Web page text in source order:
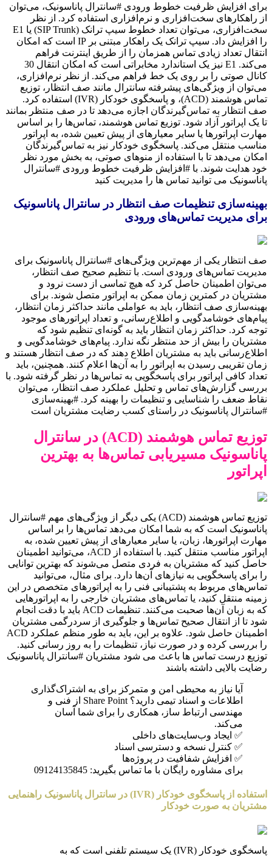
برای افزایش ظرفیت خطوط ورودی #سانترال پاناسونیک، می‌توان
از راهکارهای سخت‌افزاری و نرم‌افزاری استفاده کرد. از نظر
سخت‌افزاری، می‌توان تعداد خطوط سیپ ترانک (SIP Trunk) یا E1
را افزایش داد. سیپ ترانک یک راهکار مبتنی بر IP است که امکان
انتقال تعداد زیادی تماس همزمان را از طریق اینترنت فراهم
می‌کند. E1 نیز یک استاندارد مخابراتی است که امکان انتقال 30
کانال صوتی را بر روی یک خط فراهم می‌کند. از نظر نرم‌افزاری،
می‌توان از ویژگی‌های پیشرفته سانترال مانند صف انتظار، توزیع
تماس هوشمند (ACD)، و پاسخگوی خودکار (IVR) استفاده کرد.
صف انتظار به تماس‌گیرندگان اجازه می‌دهد تا در صف منتظر بمانند
تا یک اپراتور آزاد شود. توزیع تماس هوشمند، تماس‌ها را بر اساس
مهارت اپراتورها یا سایر معیارهای از پیش تعیین شده، به اپراتور
مناسب منتقل می‌کند. پاسخگوی خودکار نیز به تماس‌گیرندگان
امکان می‌دهد تا با استفاده از منوهای صوتی، به بخش مورد نظر
خود هدایت شوند. با #افزایش ظرفیت خطوط ورودی #سانترال
پاناسونیک می توانید تماس ها را مدیریت کنید
بهینه‌سازی تنظیمات صف انتظار در سانترال پاناسونیک
برای مدیریت تماس‌های ورودی
صف انتظار یکی از مهم‌ترین ویژگی‌های #سانترال پاناسونیک برای
مدیریت تماس‌های ورودی است. با تنظیم صحیح صف انتظار،
می‌توان اطمینان حاصل کرد که هیچ تماسی از دست نرود و
مشتریان در کمترین زمان ممکن به اپراتور متصل شوند. برای
بهینه‌سازی صف انتظار، باید به عواملی مانند حداکثر زمان انتظار،
پیام‌های خوشامدگویی و اطلاع‌رسانی، و تعداد اپراتورهای موجود
توجه کرد. حداکثر زمان انتظار باید به گونه‌ای تنظیم شود که
مشتریان را بیش از حد منتظر نگه ندارد. پیام‌های خوشامدگویی و
اطلاع‌رسانی باید به مشتریان اطلاع دهند که در صف انتظار هستند و
زمان تقریبی رسیدن به اپراتور را به آن‌ها اعلام کنند. همچنین، باید
تعداد کافی اپراتور برای پاسخگویی به تماس‌ها در نظر گرفته شود. با
بررسی گزارش‌های تماس و تحلیل عملکرد صف انتظار، می‌توان
نقاط ضعف را شناسایی و تنظیمات را بهینه کرد. #بهینه‌سازی
#سانترال پاناسونیک در راستای کسب رضایت مشتریان است
توزیع تماس هوشمند (ACD) در سانترال
پاناسونیک مسیریابی تماس‌ها به بهترین
اپراتور
توزیع تماس هوشمند (ACD) یکی دیگر از ویژگی‌های مهم #سانترال
پاناسونیک است که به شما امکان می‌دهد تماس‌ها را بر اساس
مهارت اپراتورها، زبان، یا سایر معیارهای از پیش تعیین شده، به
اپراتور مناسب منتقل کنید. با استفاده از ACD، می‌توانید اطمینان
حاصل کنید که مشتریان به فردی متصل می‌شوند که بهترین توانایی
را برای پاسخگویی به نیازهای آن‌ها دارد. برای مثال، می‌توانید
تماس‌های مربوط به پشتیبانی فنی را به اپراتورهای متخصص در این
زمینه منتقل کنید، یا تماس‌های مشتریان خارجی را به اپراتورهایی
که به زبان آن‌ها صحبت می‌کنند. تنظیمات ACD باید با دقت انجام
شود تا از انتقال صحیح تماس‌ها و جلوگیری از سردرگمی مشتریان
اطمینان حاصل شود. علاوه بر این، باید به طور منظم عملکرد ACD
را بررسی کرده و در صورت نیاز، تنظیمات را به روز رسانی کنید.
توزیع درست تماس ها باعث می شود مشتریان #سانترال پاناسونیک
رضایت بالایی داشته باشند
آیا نیاز به محیطی امن و متمرکز برای به اشتراک‌گذاری
اطلاعات و اسناد تیمی دارید؟ Share Point از فنی و
مهندسی ارتباط ساز، همکاری را برای شما آسان
می‌کند.
✅ ایجاد وب‌سایت‌های داخلی
✅ کنترل نسخه و دسترسی اسناد
✅ افزایش شفافیت در پروژه‌ها
برای مشاوره رایگان با ما تماس بگیرید: 09124135845
استفاده از پاسخگوی خودکار (IVR) در سانترال پاناسونیک راهنمایی
مشتریان به صورت خودکار
پاسخگوی خودکار (IVR) یک سیستم تلفنی است که به